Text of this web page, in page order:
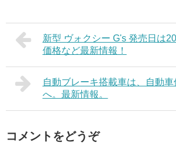
新型 ヴォクシー G's 発売日は
価格など最新情報！
自動ブレーキ搭載車は、自動車
へ。最新情報。
コメントをどうぞ